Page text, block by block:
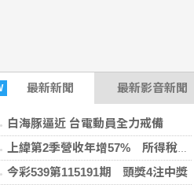
最新新聞 最新影音新聞
白海豚逼近 台電動員全力戒備
上緯第2季營收年增57% 所得稅加徵衝擊短期獲利
今彩539第115191期 頭獎4注中獎